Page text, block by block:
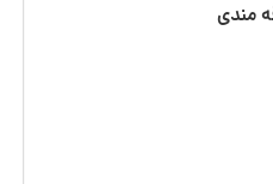
مندی